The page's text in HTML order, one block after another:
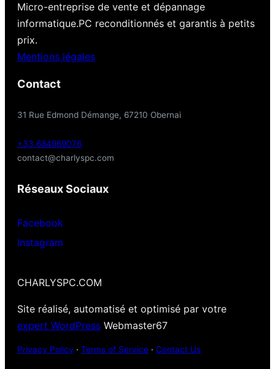
Micro-entreprise de vente et dépannage
informatique.PC reconditionnés et garantis à petits
prix.
Mentions légales
Contact
31 Rue Edmond Démange, 67210 Obernai
+33 684969076
contact@charlyspc.com
Réseaux Sociaux
Facebook
Instagram
CHARLYSPC.COM
Site réalisé, automatisé et optimisé par votre
expert WordPress Webmaster67
Privacy Policy · Terms of Service · Contact Us